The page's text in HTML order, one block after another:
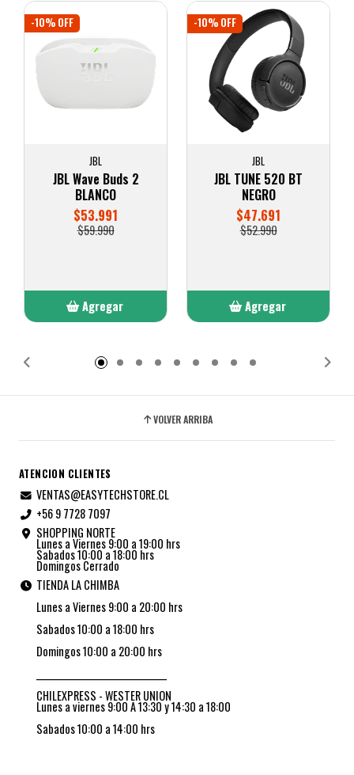
-10% OFF
JBL
JBL Wave Buds 2
BLANCO
$53.991
$59.990
Agregar
-10% OFF
JBL
JBL TUNE 520 BT
NEGRO
$47.691
$52.990
Agregar
VOLVER ARRIBA
ATENCION CLIENTES
VENTAS@EASYTECHSTORE.CL
+56 9 7728 7097
SHOPPING NORTE
Lunes a Viernes 9:00 a 19:00 hrs
Sabados 10:00 a 18:00 hrs
Domingos Cerrado
TIENDA LA CHIMBA
Lunes a Viernes 9:00 a 20:00 hrs
Sabados 10:00 a 18:00 hrs
Domingos 10:00 a 20:00 hrs
CHILEXPRESS - WESTER UNION
Lunes a viernes 9:00 A 13:30 y 14:30 a 18:00
Sabados 10:00 a 14:00 hrs